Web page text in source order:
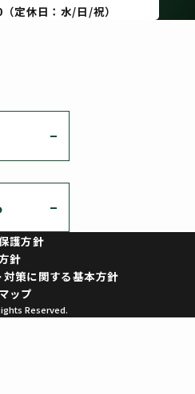
定休日：水/日/祝）
護方針
針
策に関する基本方針
ップ
Reserved.